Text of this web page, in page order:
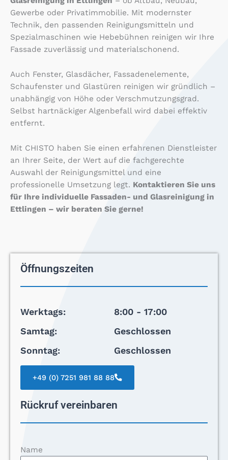
Gewerbe oder Privatimmobilie. Mit modernster
Technik, den passenden Reinigungsmitteln und
Spezialmaschinen wie Hebebühnen reinigen wir Ihre
Fassade zuverlässig und materialschonend.
Auch Fenster, Glasdächer, Fassadenelemente,
Schaufenster und Glastüren reinigen wir gründlich –
unabhängig von Höhe oder Verschmutzungsgrad.
Selbst hartnäckiger Algenbefall wird dabei effektiv
entfernt.
Mit CHISTO haben Sie einen erfahrenen Dienstleister
an Ihrer Seite, der Wert auf die fachgerechte
Auswahl der Reinigungsmittel und eine
professionelle Umsetzung legt. Kontaktieren Sie uns
für Ihre individuelle Fassaden- und Glasreinigung in
Ettlingen – wir beraten Sie gerne!
Öffnungszeiten
Werktags:
Samtag:
Sonntag:
8:00 - 17:00
Geschlossen
Geschlossen
+49 (0) 7251 981 88 88
Rückruf vereinbaren
Name